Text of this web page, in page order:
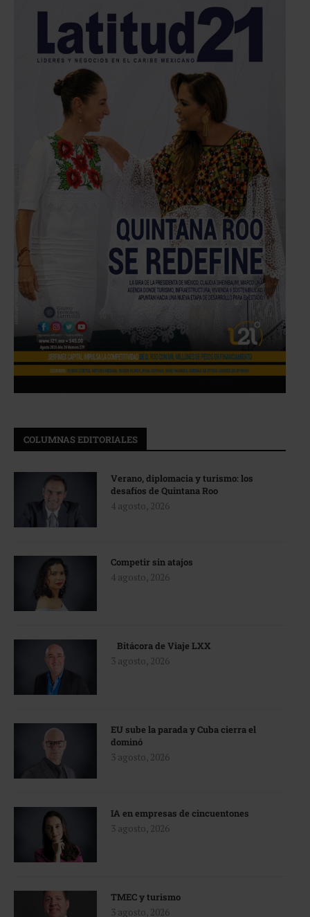
COLUMNAS EDITORIALES
Verano, diplomacia y turismo: los
desafíos de Quintana Roo
4 agosto, 2026
Competir sin atajos
4 agosto, 2026
Bitácora de Viaje LXX
3 agosto, 2026
EU sube la parada y Cuba cierra el
dominó
3 agosto, 2026
IA en empresas de cincuentones
3 agosto, 2026
TMEC y turismo
3 agosto, 2026